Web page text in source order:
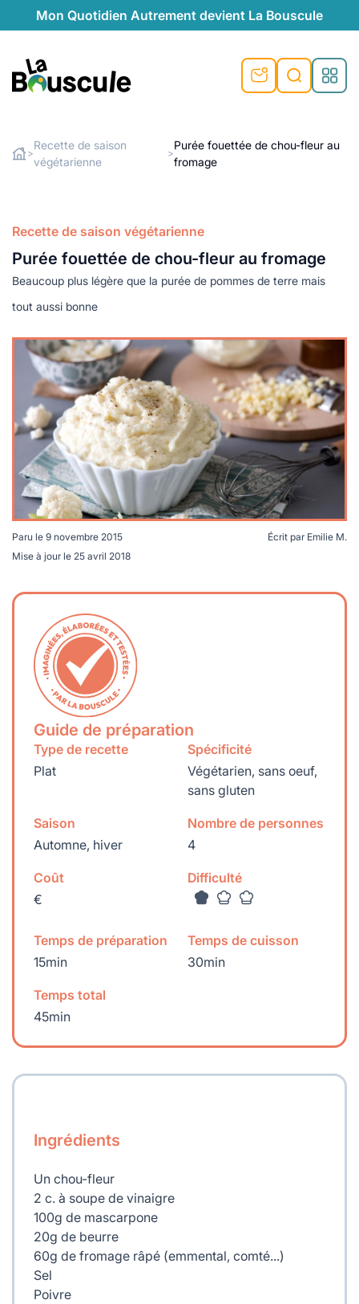
Mon Quotidien Autrement devient La Bouscule
au naturel
végétariennes
locales
durables
beauté naturelle
naturel
de recyclage
témoignages
saison
responsables
douce
Rechercher
>
Recette de saison
végétarienne
>
Purée fouettée de chou-fleur au
fromage
Recette de saison végétarienne
Purée fouettée de chou-fleur au fromage
Beaucoup plus légère que la purée de pommes de terre mais
tout aussi bonne
Paru le 9 novembre 2015
Mise à jour le 25 avril 2018
Écrit par Emilie M.
Guide de préparation
Type de recette
Plat
Spécificité
Végétarien, sans oeuf,
sans gluten
Saison
Automne, hiver
Nombre de personnes
4
Coût
€
Difficulté
Temps de préparation
15min
Temps de cuisson
30min
Temps total
45min
Ingrédients
Un chou-fleur
2 c. à soupe de vinaigre
100g de mascarpone
20g de beurre
60g de fromage râpé (emmental, comté...)
Sel
Poivre